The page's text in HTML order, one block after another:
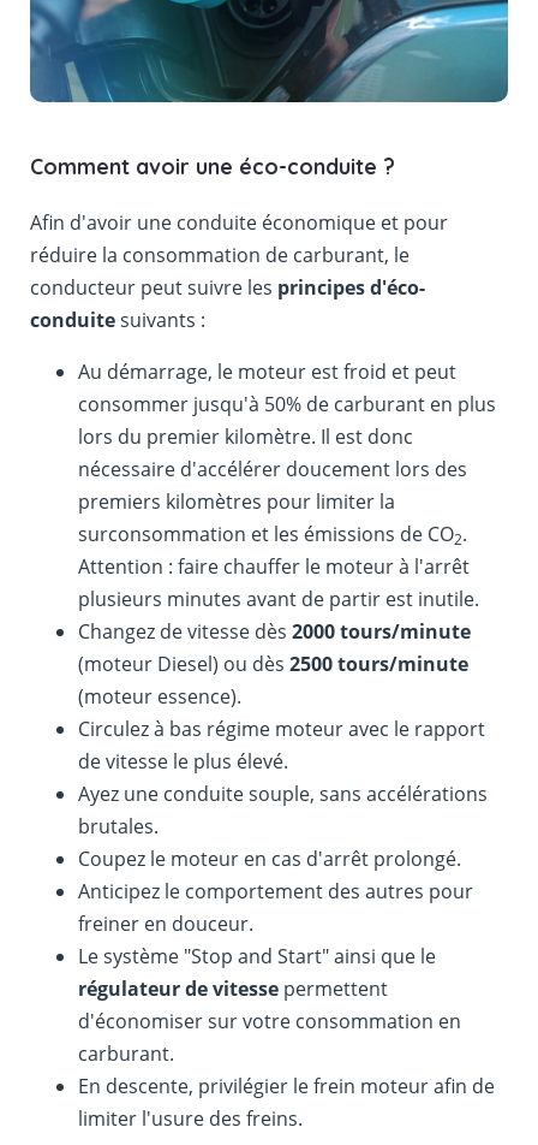
Comment avoir une éco-conduite ?
Afin d'avoir une conduite économique et pour
réduire la consommation de carburant, le
conducteur peut suivre les principes d'éco-
conduitesuivants :
Au démarrage, le moteur est froid et peut
consommer jusqu'à 50% de carburant en plus
lors du premier kilomètre. Il est donc
nécessaire d'accélérer doucement lors des
premiers kilomètres pour limiter la
surconsommation et les émissions de CO2.
Attention : faire chauffer le moteur à l'arrêt
plusieurs minutes avant de partir est inutile.
Changez de vitesse dès 2000 tours/minute
(moteur Diesel) ou dès 2500 tours/minute
(moteur essence).
Circulez à bas régime moteur avec le rapport
de vitesse le plus élevé.
Ayez une conduite souple, sans accélérations
brutales.
Coupez le moteur en cas d'arrêt prolongé.
Anticipez le comportement des autres pour
freiner en douceur.
Le système "Stop and Start" ainsi que le
régulateur de vitessepermettent
d'économiser sur votre consommation en
carburant.
En descente, privilégier le frein moteur afin de
limiter l'usure des freins.